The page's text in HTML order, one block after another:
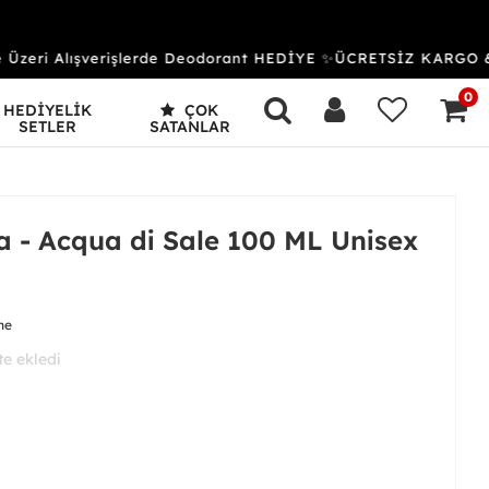
Alışverişlerde Deodorant HEDİYE ✨ÜCRETSİZ KARGO &
HEDİYELİK
SETLER
ÇOK
SATANLAR
0
- Acqua di Sale 100 ML Unisex